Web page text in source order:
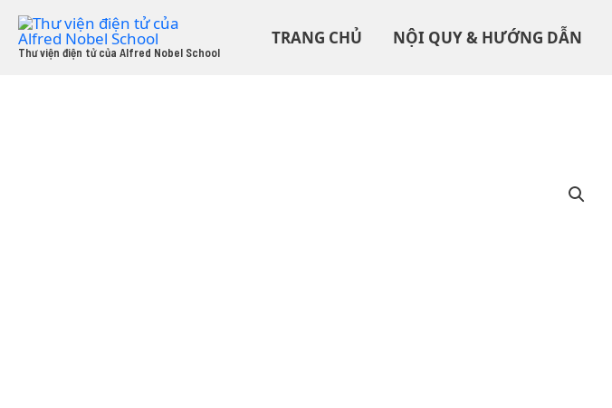
Skip
content
Thư viện điện tử của Alfred Nobel School
TRANG CHỦ NỘI QUY & HƯỚNG DẪN